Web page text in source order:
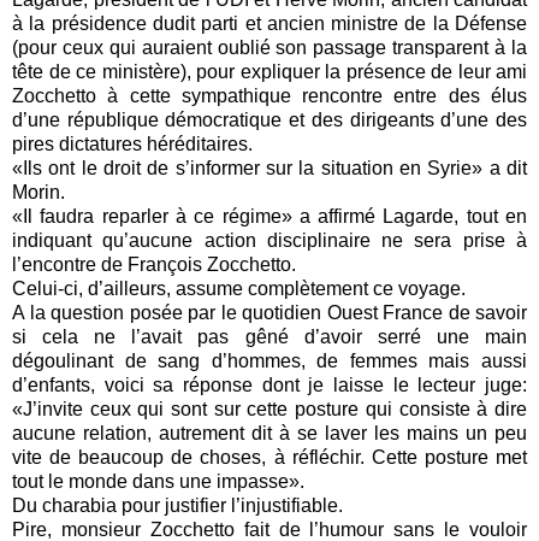
à la présidence dudit parti et ancien ministre de la Défense
(pour ceux qui auraient oublié son passage transparent à la
tête de ce ministère), pour expliquer la présence de leur ami
Zocchetto à cette sympathique rencontre entre des élus
d’une république démocratique et des dirigeants d’une des
pires dictatures héréditaires.
«Ils ont le droit de s’informer sur la situation en Syrie» a dit
Morin.
«Il faudra reparler à ce régime» a affirmé Lagarde, tout en
indiquant qu’aucune action disciplinaire ne sera prise à
l’encontre de François Zocchetto.
Celui-ci, d’ailleurs, assume complètement ce voyage.
A la question posée par le quotidien Ouest France de savoir
si cela ne l’avait pas gêné d’avoir serré une main
dégoulinant de sang d’hommes, de femmes mais aussi
d’enfants, voici sa réponse dont je laisse le lecteur juge:
«J’invite ceux qui sont sur cette posture qui consiste à dire
aucune relation, autrement dit à se laver les mains un peu
vite de beaucoup de choses, à réfléchir. Cette posture met
tout le monde dans une impasse».
Du charabia pour justifier l’injustifiable.
Pire, monsieur Zocchetto fait de l’humour sans le vouloir